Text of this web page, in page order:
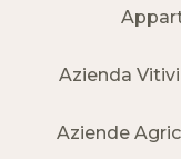
Azienda
Aziende